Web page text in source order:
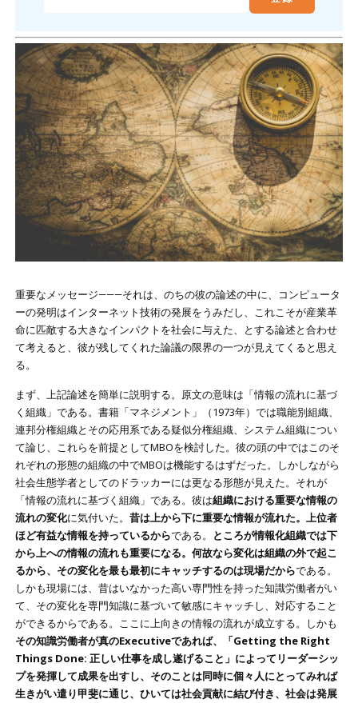
重要なメッセージ―――それは、のちの彼の論述の中に、コンピュータ
ーの発明はインターネット技術の発展をうみだし、これこそが産業革
命に匹敵する大きなインパクトを社会に与えた、とする論述と合わせ
て考えると、彼が残してくれた論議の限界の一つが見えてくると思え
る。
まず、上記論述を簡単に説明する。原文の意味は「情報の流れに基づ
く組織」である。書籍「マネジメント」（1973年）では職能別組織、
連邦分権組織とその応用系である疑似分権組織、システム組織につい
て論じ、これらを前提としてMBOを検討した。彼の頭の中ではこのそ
れぞれの形態の組織の中でMBOは機能するはずだった。しかしながら
社会生態学者としてのドラッカーには更なる形態が見えた。それが
「情報の流れに基づく組織」である。彼は組織における重要な情報の
流れの変化に気付いた。 昔は上から下に重要な情報が流れた。上位者
ほど有益な情報を持っているからである。
ところが情報化組織では下
から上への情報の流れも重要になる。何故なら変化は組織の外で起こ
るから、その変化を最も最初にキャッチするのは現場だからである。
しかも現場には、昔はいなかった高い専門性を持った知識労働者がい
て、その変化を専門知識に基づいて敏感にキャッチし、対応すること
ができるからである。ここに上向きの情報の流れが成立する。しかも
その知識労働者が真のExecutiveであれば、「Getting the Right
Things Done: 正しい仕事を成し遂げること」によってリーダーシッ
プを発揮して成果を出すし、そのことは同時に個々人にとってみれば
生きがい遣り甲斐に通じ、ひいては社会貢献に結び付き、社会は発展